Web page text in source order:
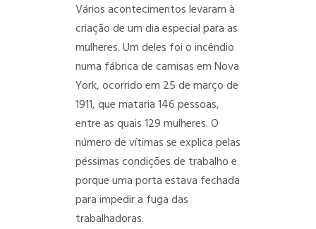
Vários acontecimentos levaram à
criação de um dia especial para as
mulheres. Um deles foi o incêndio
numa fábrica de camisas em Nova
York, ocorrido em 25 de março de
1911, que mataria 146 pessoas,
entre as quais 129 mulheres. O
número de vítimas se explica pelas
péssimas condições de trabalho e
porque uma porta estava fechada
para impedir a fuga das
trabalhadoras.